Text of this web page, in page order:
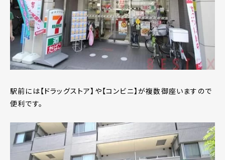
駅前には【ドラッグストア】や【コンビニ】が複数御座いますので
便利です。